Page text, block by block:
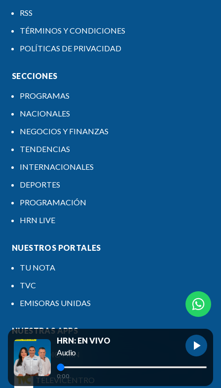
RSS
TÉRMINOS Y CONDICIONES
POLÍTICAS DE PRIVACIDAD
SECCIONES
PROGRAMAS
NACIONALES
NEGOCIOS Y FINANZAS
TENDENCIAS
INTERNACIONALES
DEPORTES
PROGRAMACIÓN
HRN LIVE
NUESTROS PORTALES
TU NOTA
TVC
EMISORAS UNIDAS
NUESTRAS APPS
RADIO HRN
TELEVICENTRO
HRN: EN VIVO
Audio
0:00